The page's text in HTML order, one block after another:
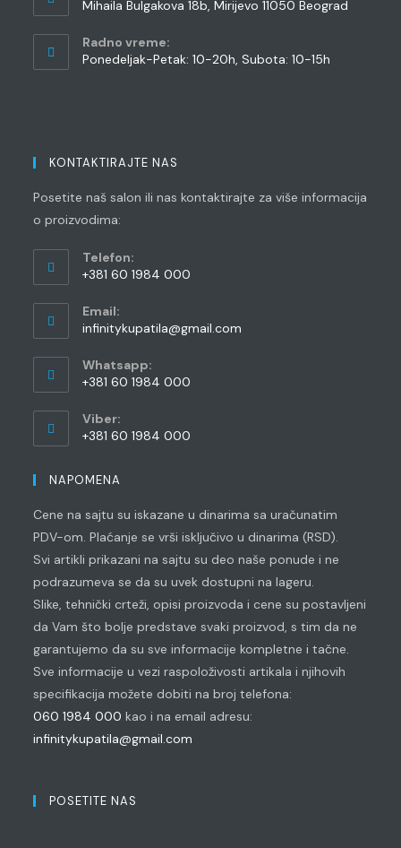
Mihaila Bulgakova 18b, Mirijevo 11050 Beograd
Radno vreme:
Ponedeljak-Petak: 10-20h, Subota: 10-15h
KONTAKTIRAJTE NAS
Posetite naš salon ili nas kontaktirajte za više informacija
o proizvodima:
Telefon:
+381 60 1984 000
in
your
application
Email:
infinitykupatila@gmail.com
Whatsapp:
+381 60 1984 000
in
your
Viber:
+381 60 1984 000
in
application
NAPOMENA
Cene na sajtu su iskazane u dinarima sa uračunatim
PDV-om. Plaćanje se vrši isključivo u dinarima (RSD).
Svi artikli prikazani na sajtu su deo naše ponude i ne
podrazumeva se da su uvek dostupni na lageru.
Slike, tehnički crteži, opisi proizvoda i cene su postavljeni
da Vam što bolje predstave svaki proizvod, s tim da ne
garantujemo da su sve informacije kompletne i tačne.
Sve informacije u vezi raspoloživosti artikala i njihovih
specifikacija možete dobiti na broj telefona:
060 1984 000 kao i na email adresu:
infinitykupatila@gmail.com
POSETITE NAS